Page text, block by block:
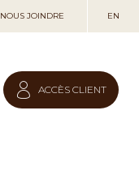
NOUS JOINDRE EN
ACCÈS CLIENT